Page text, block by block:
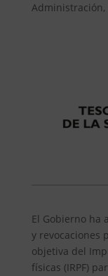
Administración,
El Gobierno ha
y revocaciones
objetiva del
físicas (IRPF)